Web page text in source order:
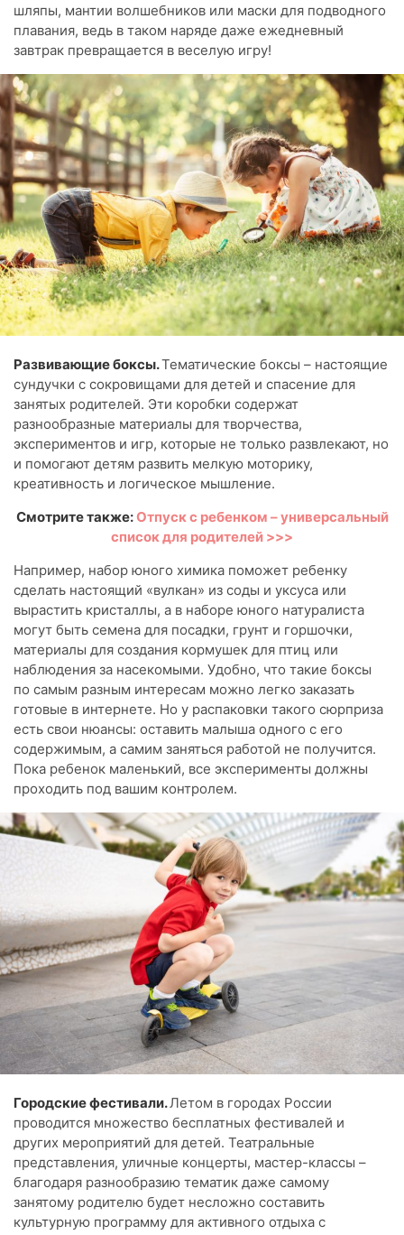
шляпы, мантии волшебников или маски для подводного
плавания, ведь в таком наряде даже ежедневный
завтрак превращается в веселую игру!
Развивающие боксы.Тематические боксы – настоящие
сундучки с сокровищами для детей и спасение для
занятых родителей. Эти коробки содержат
разнообразные материалы для творчества,
экспериментов и игр, которые не только развлекают, но
и помогают детям развить мелкую моторику,
креативность и логическое мышление.
Смотрите также:Отпуск с ребенком – универсальный
список для родителей >>>
Например, набор юного химика поможет ребенку
сделать настоящий «вулкан» из соды и уксуса или
вырастить кристаллы, а в наборе юного натуралиста
могут быть семена для посадки, грунт и горшочки,
материалы для создания кормушек для птиц или
наблюдения за насекомыми. Удобно, что такие боксы
по самым разным интересам можно легко заказать
готовые в интернете. Но у распаковки такого сюрприза
есть свои нюансы: оставить малыша одного с его
содержимым, а самим заняться работой не получится.
Пока ребенок маленький, все эксперименты должны
проходить под вашим контролем.
Городские фестивали.Летом в городах России
проводится множество бесплатных фестивалей и
других мероприятий для детей. Театральные
представления, уличные концерты, мастер-классы –
благодаря разнообразию тематик даже самому
занятому родителю будет несложно составить
культурную программу для активного отдыха с